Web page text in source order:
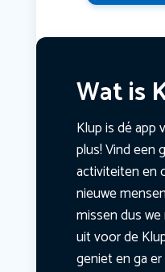
Wat is
Klup is dé app
plus! Vind een
activiteiten en
nieuwe
missen dus
uit voor de
geniet en ga